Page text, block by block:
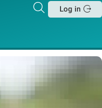
Zoeken
Log in